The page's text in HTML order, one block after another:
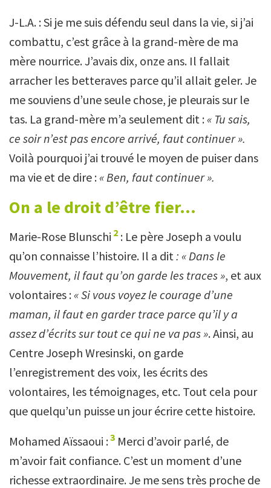
J-L.A. : Si je me suis défendu seul dans la vie, si j’ai
combattu, c’est grâce à la grand-mère de ma
mère nourrice. J’avais dix, onze ans. Il fallait
arracher les betteraves parce qu’il allait geler. Je
me souviens d’une seule chose, je pleurais sur le
tas. La grand-mère m’a seulement dit : « Tu sais,
ce soir n’est pas encore arrivé, faut continuer ».
Voilà pourquoi j’ai trouvé le moyen de puiser dans
ma vie et de dire : « Ben, faut continuer ».
On a le droit d’être fier…
Marie-Rose Blunschi 2 : Le père Joseph a voulu
qu’on connaisse l’histoire. Il a dit : « Dans le
Mouvement, il faut qu’on garde les traces », et aux
volontaires : « Si vous voyez le courage d’une
maman, il faut en garder trace parce qu’il y a
assez d’écrits sur tout ce qui ne va pas ». Ainsi, au
Centre Joseph Wresinski, on garde
l’enregistrement des voix, les écrits des
volontaires, les témoignages, etc. Tout cela pour
que quelqu’un puisse un jour écrire cette histoire.
Mohamed Aïssaoui :3 Merci d’avoir parlé, de
m’avoir fait confiance. C’est un moment d’une
richesse extraordinaire. Je me sens très proche de